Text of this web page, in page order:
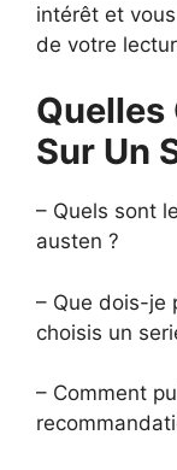
intérêt et
de votre
Quelles
Sur Un
– Quels sont
austen ?
– Que dois-je
choisis un
– Comment